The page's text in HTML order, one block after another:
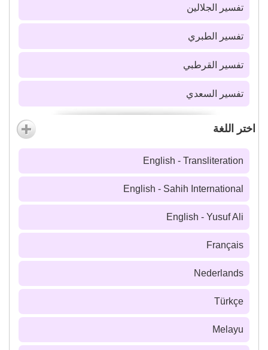
تفسير الجلالين
تفسير الطبري
تفسير القرطبي
تفسير السعدي
اختر اللغة
English - Transliteration
English - Sahih International
English - Yusuf Ali
Français
Nederlands
Türkçe
Melayu